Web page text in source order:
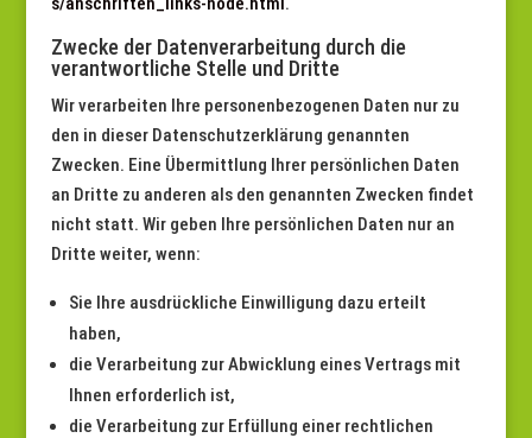
Zwecke der Datenverarbeitung durch die
verantwortliche Stelle und Dritte
Wir verarbeiten Ihre personenbezogenen Daten nur zu
den in dieser Datenschutzerklärung genannten
Zwecken. Eine Übermittlung Ihrer persönlichen Daten
an Dritte zu anderen als den genannten Zwecken findet
nicht statt. Wir geben Ihre persönlichen Daten nur an
Dritte weiter, wenn:
Sie Ihre ausdrückliche Einwilligung dazu erteilt
haben,
die Verarbeitung zur Abwicklung eines Vertrags mit
Ihnen erforderlich ist,
die Verarbeitung zur Erfüllung einer rechtlichen